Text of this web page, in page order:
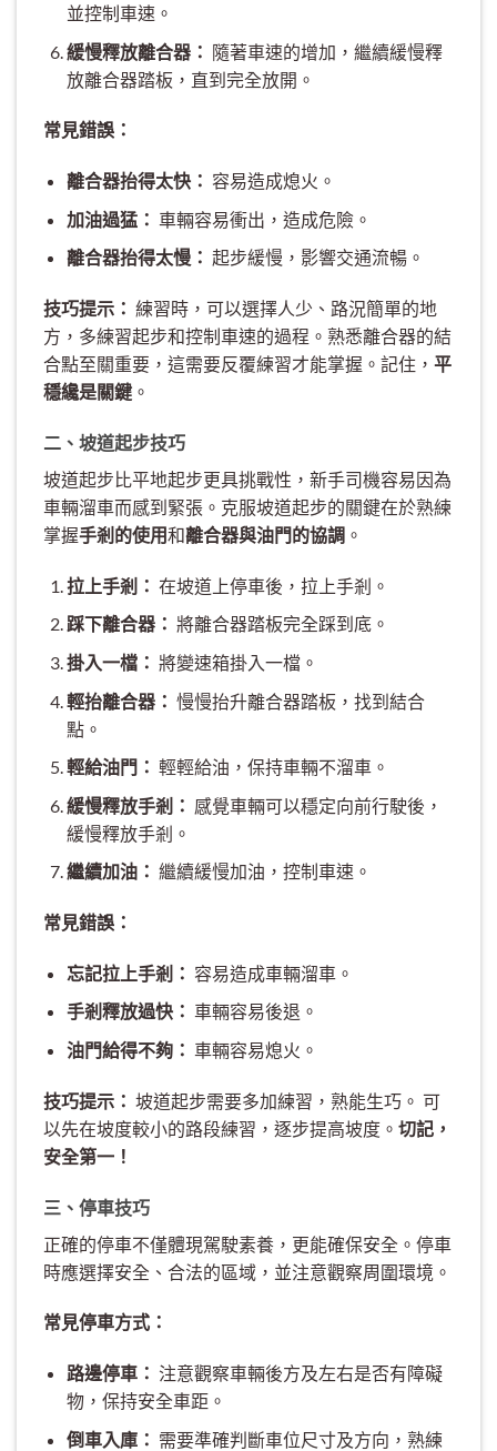
並控制車速。
緩慢釋放離合器： 隨著車速的增加，繼續緩慢釋
放離合器踏板，直到完全放開。
常見錯誤：
離合器抬得太快： 容易造成熄火。
加油過猛： 車輛容易衝出，造成危險。
離合器抬得太慢： 起步緩慢，影響交通流暢。
技巧提示： 練習時，可以選擇人少、路況簡單的地
方，多練習起步和控制車速的過程。熟悉離合器的結
合點至關重要，這需要反覆練習才能掌握。記住， 平
穩纔是關鍵 。
二、坡道起步技巧
坡道起步比平地起步更具挑戰性，新手司機容易因為
車輛溜車而感到緊張。克服坡道起步的關鍵在於熟練
掌握手剎的使用和離合器與油門的協調 。
拉上手剎： 在坡道上停車後，拉上手剎。
踩下離合器： 將離合器踏板完全踩到底。
掛入一檔： 將變速箱掛入一檔。
輕抬離合器： 慢慢抬升離合器踏板，找到結合
點。
輕給油門： 輕輕給油，保持車輛不溜車。
緩慢釋放手剎： 感覺車輛可以穩定向前行駛後，
緩慢釋放手剎。
繼續加油： 繼續緩慢加油，控制車速。
常見錯誤：
忘記拉上手剎： 容易造成車輛溜車。
手剎釋放過快： 車輛容易後退。
油門給得不夠： 車輛容易熄火。
技巧提示： 坡道起步需要多加練習，熟能生巧。 可
以先在坡度較小的路段練習，逐步提高坡度。 切記，
安全第一！
三、停車技巧
正確的停車不僅體現駕駛素養，更能確保安全。停車
時應選擇安全、合法的區域，並注意觀察周圍環境。
常見停車方式：
路邊停車： 注意觀察車輛後方及左右是否有障礙
物，保持安全車距。
倒車入庫： 需要準確判斷車位尺寸及方向，熟練